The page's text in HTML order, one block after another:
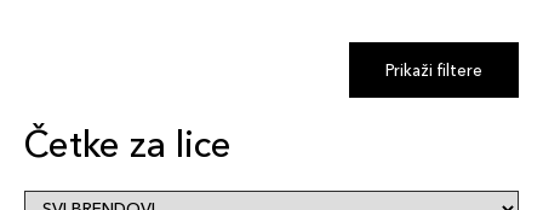
Prikaži filtere
Četke za lice